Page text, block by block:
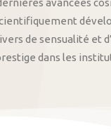
avancées
de sensualité et
dans les